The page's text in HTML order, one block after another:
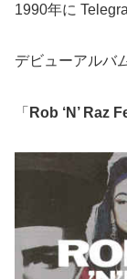
1990年に
デビューアルバ
「 Rob ‘N’ Raz